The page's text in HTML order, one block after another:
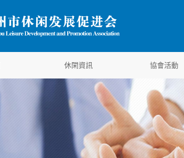
休閑資訊 協會活動